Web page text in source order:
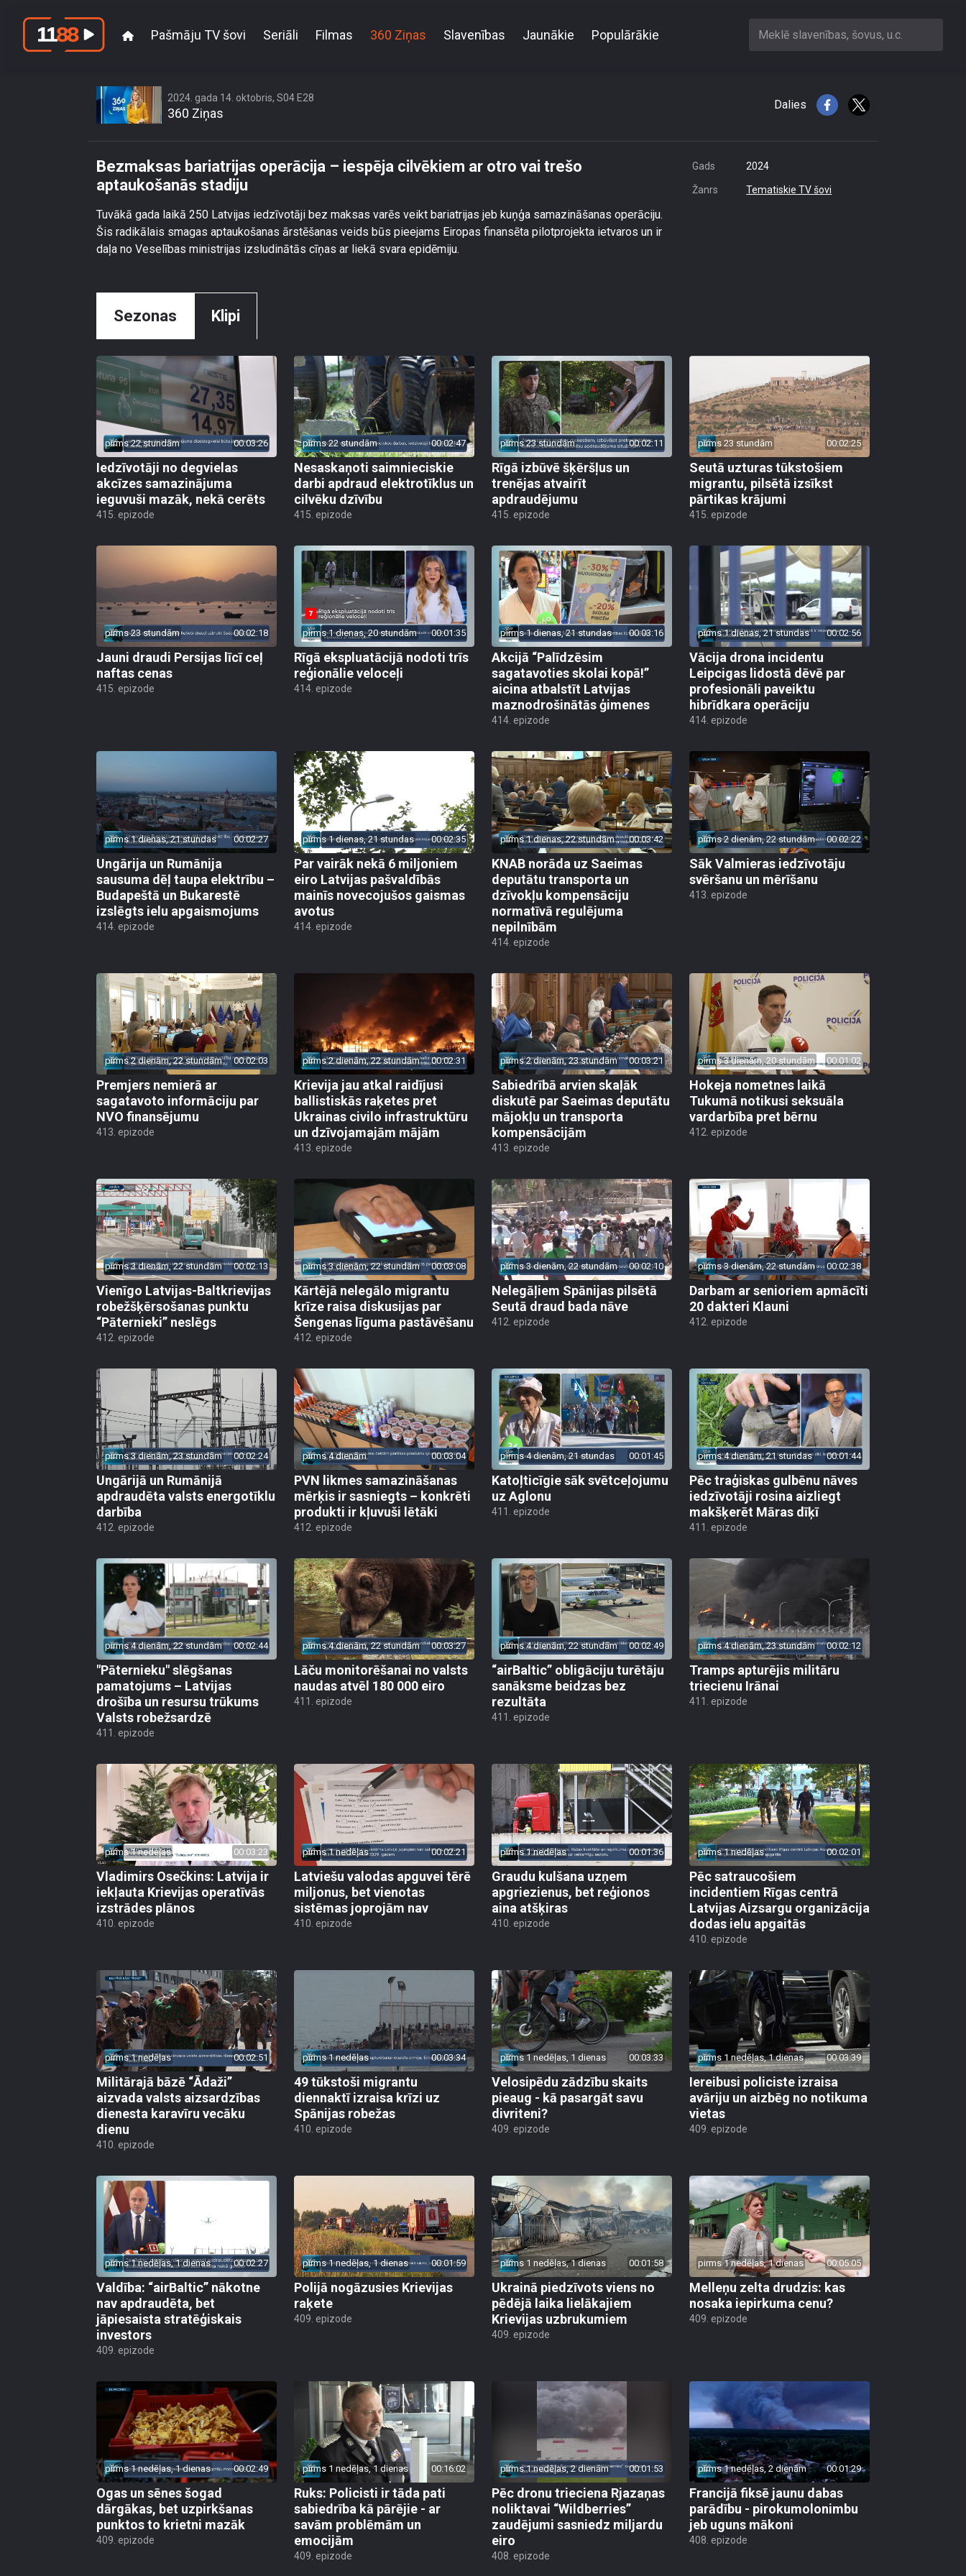
Pašmāju TV šovi Seriāli Filmas 360 Ziņas Slavenības Jaunākie Populārākie Meklē slavenības, šovus, u.c.
2024. gada 14. oktobris, S04 E28
360 Ziņas
Dalies
Bezmaksas bariatrijas operācija – iespēja cilvēkiem ar otro vai trešo
aptaukošanās stadiju
Tuvākā gada laikā 250 Latvijas iedzīvotāji bez maksas varēs veikt bariatrijas jeb kuņģa samazināšanas operāciju.
Šis radikālais smagas aptaukošanas ārstēšanas veids būs pieejams Eiropas finansēta pilotprojekta ietvaros un ir
daļa no Veselības ministrijas izsludinātās cīņas ar liekā svara epidēmiju.
Gads 2024
Žanrs Tematiskie TV šovi
Sezonas Klipi
pirms 22 stundām 00:03:26
Iedzīvotāji no degvielas
akcīzes samazinājuma
ieguvuši mazāk, nekā cerēts
415. epizode
pirms 22 stundām 00:02:47
Nesaskaņoti saimnieciskie
darbi apdraud elektrotīklus un
cilvēku dzīvību
415. epizode
pirms 23 stundām 00:02:11
Rīgā izbūvē šķēršļus un
trenējas atvairīt
apdraudējumu
415. epizode
pirms 23 stundām 00:02:25
Seutā uzturas tūkstošiem
migrantu, pilsētā izsīkst
pārtikas krājumi
415. epizode
pirms 23 stundām 00:02:18
Jauni draudi Persijas līcī ceļ
naftas cenas
415. epizode
pirms 1 dienas, 20 stundām 00:01:35
Rīgā ekspluatācijā nodoti trīs
reģionālie veloceļi
414. epizode
pirms 1 dienas, 21 stundas 00:03:16
Akcijā “Palīdzēsim
sagatavoties skolai kopā!”
aicina atbalstīt Latvijas
maznodrošinātās ģimenes
414. epizode
pirms 1 dienas, 21 stundas 00:02:56
Vācija drona incidentu
Leipcigas lidostā dēvē par
profesionāli paveiktu
hibrīdkara operāciju
414. epizode
pirms 1 dienas, 21 stundas 00:02:27
Ungārija un Rumānija
sausuma dēļ taupa elektrību –
Budapeštā un Bukarestē
izslēgts ielu apgaismojums
414. epizode
pirms 1 dienas, 21 stundas 00:02:35
Par vairāk nekā 6 miljoniem
eiro Latvijas pašvaldībās
mainīs novecojušos gaismas
avotus
414. epizode
pirms 1 dienas, 22 stundām 00:03:42
KNAB norāda uz Saeimas
deputātu transporta un
dzīvokļu kompensāciju
normatīvā regulējuma
nepilnībām
414. epizode
pirms 2 dienām, 22 stundām 00:02:22
Sāk Valmieras iedzīvotāju
svēršanu un mērīšanu
413. epizode
pirms 2 dienām, 22 stundām 00:02:03
Premjers nemierā ar
sagatavoto informāciju par
NVO finansējumu
413. epizode
pirms 2 dienām, 22 stundām 00:02:31
Krievija jau atkal raidījusi
ballistiskās raķetes pret
Ukrainas civilo infrastruktūru
un dzīvojamajām mājām
413. epizode
pirms 2 dienām, 23 stundām 00:03:21
Sabiedrībā arvien skaļāk
diskutē par Saeimas deputātu
mājokļu un transporta
kompensācijām
413. epizode
pirms 3 dienām, 20 stundām 00:01:02
Hokeja nometnes laikā
Tukumā notikusi seksuāla
vardarbība pret bērnu
412. epizode
pirms 3 dienām, 22 stundām 00:02:13
Vienīgo Latvijas-Baltkrievijas
robežšķērsošanas punktu
“Pāternieki” neslēgs
412. epizode
pirms 3 dienām, 22 stundām 00:03:08
Kārtējā nelegālo migrantu
krīze raisa diskusijas par
Šengenas līguma pastāvēšanu
412. epizode
pirms 3 dienām, 22 stundām 00:02:10
Nelegāļiem Spānijas pilsētā
Seutā draud bada nāve
412. epizode
pirms 3 dienām, 22 stundām 00:02:38
Darbam ar senioriem apmācīti
20 dakteri Klauni
412. epizode
pirms 3 dienām, 23 stundām 00:02:24
Ungārijā un Rumānijā
apdraudēta valsts energotīklu
darbība
412. epizode
pirms 4 dienām 00:03:04
PVN likmes samazināšanas
mērķis ir sasniegts – konkrēti
produkti ir kļuvuši lētāki
412. epizode
pirms 4 dienām, 21 stundas 00:01:45
Katoļticīgie sāk svētceļojumu
uz Aglonu
411. epizode
pirms 4 dienām, 21 stundas 00:01:44
Pēc traģiskas gulbēnu nāves
iedzīvotāji rosina aizliegt
makšķerēt Māras dīķī
411. epizode
pirms 4 dienām, 22 stundām 00:02:44
"Pāternieku" slēgšanas
pamatojums – Latvijas
drošība un resursu trūkums
Valsts robežsardzē
411. epizode
pirms 4 dienām, 22 stundām 00:03:27
Lāču monitorēšanai no valsts
naudas atvēl 180 000 eiro
411. epizode
pirms 4 dienām, 22 stundām 00:02:49
“airBaltic” obligāciju turētāju
sanāksme beidzas bez
rezultāta
411. epizode
pirms 4 dienām, 23 stundām 00:02:12
Tramps apturējis militāru
triecienu Irānai
411. epizode
pirms 1 nedēļas 00:03:23
Vladimirs Osečkins: Latvija ir
iekļauta Krievijas operatīvās
izstrādes plānos
410. epizode
pirms 1 nedēļas 00:02:21
Latviešu valodas apguvei tērē
miljonus, bet vienotas
sistēmas joprojām nav
410. epizode
pirms 1 nedēļas 00:01:36
Graudu kulšana uzņem
apgriezienus, bet reģionos
aina atšķiras
410. epizode
pirms 1 nedēļas 00:02:01
Pēc satraucošiem
incidentiem Rīgas centrā
Latvijas Aizsargu organizācija
dodas ielu apgaitās
410. epizode
pirms 1 nedēļas 00:02:51
Militārajā bāzē “Ādaži”
aizvada valsts aizsardzības
dienesta karavīru vecāku
dienu
410. epizode
pirms 1 nedēļas 00:03:34
49 tūkstoši migrantu
diennaktī izraisa krīzi uz
Spānijas robežas
410. epizode
pirms 1 nedēļas, 1 dienas 00:03:33
Velosipēdu zādzību skaits
pieaug - kā pasargāt savu
divriteni?
409. epizode
pirms 1 nedēļas, 1 dienas 00:03:39
Iereibusi policiste izraisa
avāriju un aizbēg no notikuma
vietas
409. epizode
pirms 1 nedēļas, 1 dienas 00:02:27
Valdība: “airBaltic” nākotne
nav apdraudēta, bet
jāpiesaista stratēģiskais
investors
409. epizode
pirms 1 nedēļas, 1 dienas 00:01:59
Polijā nogāzusies Krievijas
raķete
409. epizode
pirms 1 nedēļas, 1 dienas 00:01:58
Ukrainā piedzīvots viens no
pēdējā laika lielākajiem
Krievijas uzbrukumiem
409. epizode
pirms 1 nedēļas, 1 dienas 00:05:05
Melleņu zelta drudzis: kas
nosaka iepirkuma cenu?
409. epizode
pirms 1 nedēļas, 1 dienas 00:02:49
Ogas un sēnes šogad
dārgākas, bet uzpirkšanas
punktos to krietni mazāk
409. epizode
pirms 1 nedēļas, 1 dienas 00:16:02
Ruks: Policisti ir tāda pati
sabiedrība kā pārējie - ar
savām problēmām un
emocijām
409. epizode
pirms 1 nedēļas, 2 dienām 00:01:53
Pēc dronu trieciena Rjazaņas
noliktavai “Wildberries”
zaudējumi sasniedz miljardu
eiro
408. epizode
pirms 1 nedēļas, 2 dienām 00:01:29
Francijā fiksē jaunu dabas
parādību - pirokumolonimbu
jeb uguns mākoni
408. epizode